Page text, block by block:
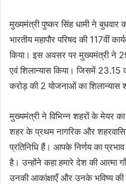
मुख्यमंत्री पुष्कर सिंह धामी ने
भारतीय महापौर परिषद की 117वीं
किया। इस अवसर पर मुख्यमंत्री ने
एवं शिलान्यास किया। जिसमें 23.15
करोड़ की 2 योजनाओं का शिलान्यास
मुख्यमंत्री ने विभिन्न शहरों के मेयर
शहर के प्रथम नागरिक और
प्रतिनिधि हैं। आपके निर्णय का
है। उन्होंने कहा हमारे देश की आत्मा
उनकी आकांक्षाएँ और उनके भविष्य